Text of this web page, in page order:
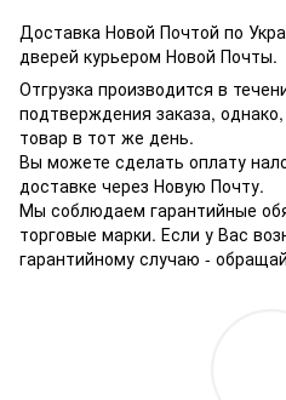
Доставка Новой Почтой по
дверей курьером Новой Почты.
Отгрузка производится в
подтверждения заказа,
товар в тот же день.
Вы можете сделать оплату
доставке через Новую Почту.
Мы соблюдаем гарантийные
торговые марки. Если у Вас
гарантийному случаю -